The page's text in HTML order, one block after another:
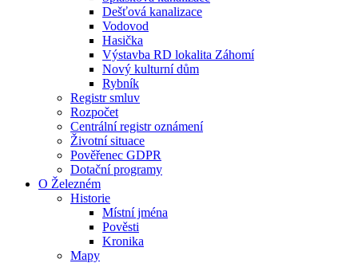
Dešťová kanalizace
Vodovod
Hasička
Výstavba RD lokalita Záhomí
Nový kulturní dům
Rybník
Registr smluv
Rozpočet
Centrální registr oznámení
Životní situace
Pověřenec GDPR
Dotační programy
O Železném
Historie
Místní jména
Pověsti
Kronika
Mapy